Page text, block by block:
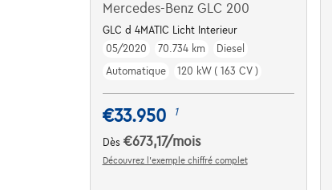
Mercedes-Benz GLC 200
GLC d 4MATIC Licht Interieur
05/2020
70.734 km
Diesel
Automatique
120 kW ( 163 CV )
€33.950 1
Dès €673,17/mois
Découvrez l’exemple chiffré complet